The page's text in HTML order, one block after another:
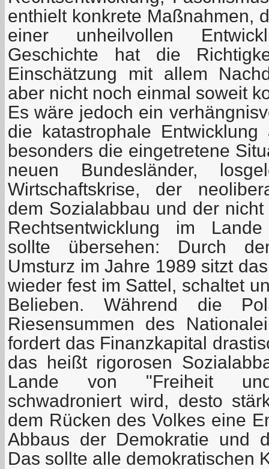
enthielt konkrete Maßnahmen,
einer unheilvollen
Geschichte hat die
Einschätzung mit allem
aber nicht noch einmal soweit
Es wäre jedoch ein
die katastrophale
besonders die eingetretene
neuen Bundesländer,
Wirtschaftskrise, der
dem Sozialabbau und der
Rechtsentwicklung im
sollte übersehen: Durch
Umsturz im Jahre 1989 sitzt
wieder fest im Sattel, schaltet
Belieben. Während die
Riesensummen des
fordert das Finanzkapital
das heißt rigorosen
Lande von "Freiheit und
schwadroniert wird, desto
dem Rücken des Volkes eine
Abbaus der Demokratie und
Das sollte alle demokratischen